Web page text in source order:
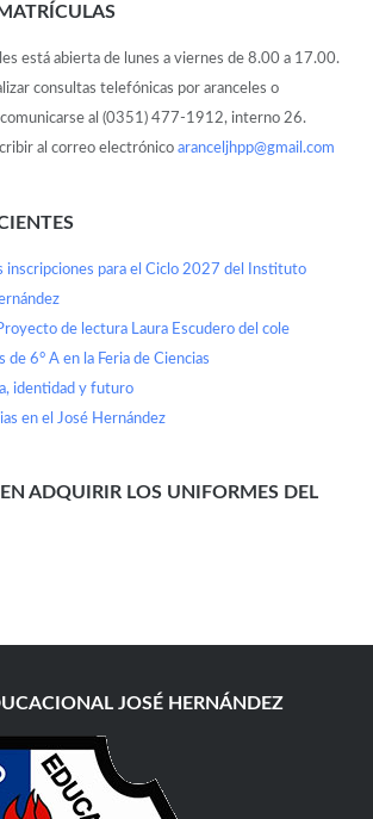
está abierta de lunes a viernes de 8.00 a 17.00.
consultas telefónicas por aranceles o
al (0351) 477-1912, interno 26.
al correo electrónico aranceljhpp@gmail.com
inscripciones para el Ciclo 2027 del Instituto
de lectura Laura Escudero del cole
de 6° A en la Feria de Ciencias
identidad y futuro
en el José Hernández
ADQUIRIR LOS UNIFORMES DEL
JOSÉ HERNÁNDEZ